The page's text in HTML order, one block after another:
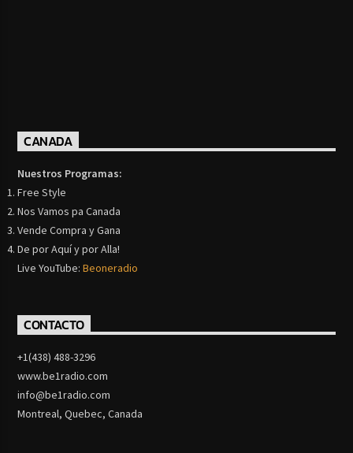
CANADA
Nuestros Programas:
Free Style
Nos Vamos pa Canada
Vende Compra y Gana
De por Aquí y por Alla!
Live YouTube:Beoneradio
CONTACTO
+1(438) 488-3296
www.be1radio.com
info@be1radio.com
Montreal, Quebec, Canada